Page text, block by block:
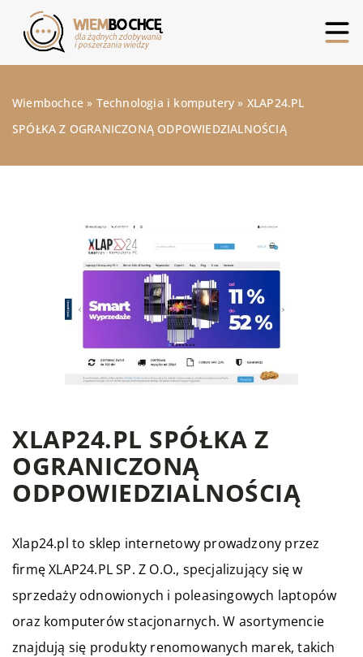
Wiembochce » Technologia i komputery » XLAP24.PL
SPÓŁKA Z OGRANICZONĄ ODPOWIEDZIALNOŚCIĄ
XLAP24.PL SPÓŁKA Z
OGRANICZONĄ
ODPOWIEDZIALNOŚCIĄ
Xlap24.pl to sklep internetowy prowadzony przez
firmę XLAP24.PL SP. Z O.O., specjalizujący się w
sprzedaży odnowionych i poleasingowych laptopów
oraz komputerów stacjonarnych. W asortymencie
znajdują się produkty renomowanych marek, takich